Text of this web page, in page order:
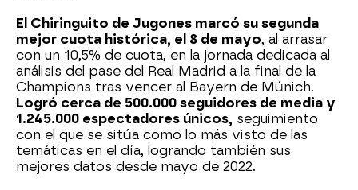
El Chiringuito de Jugones marcó su segunda
mejor cuota histórica, el 8 de mayo, al arrasar
con un 10,5% de cuota, en la jornada dedicada al
análisis del pase del Real Madrid a la final de la
Champions tras vencer al Bayern de Múnich.
Logró cerca de 500.000 seguidores de media y
1.245.000 espectadores únicos, seguimiento
con el que se sitúa como lo más visto de las
temáticas en el día, logrando también sus
mejores datos desde mayo de 2022.